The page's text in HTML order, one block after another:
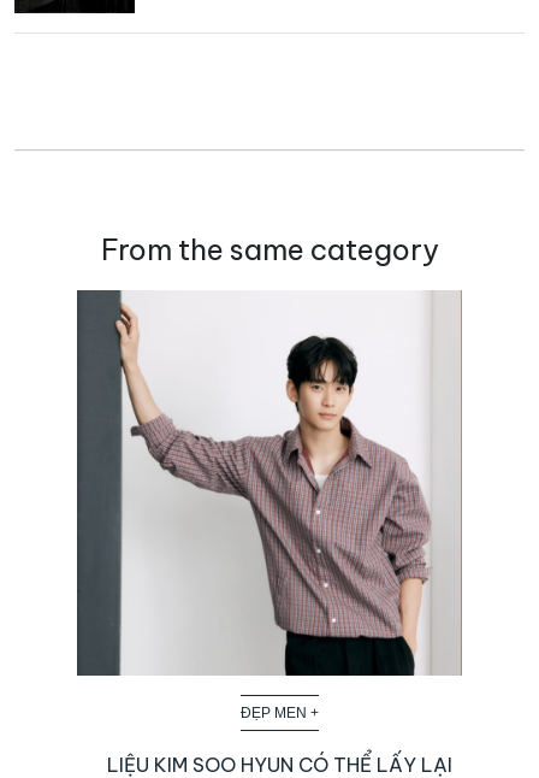
From the same category
ĐẸP MEN +
LIỆU KIM SOO HYUN CÓ THỂ LẤY LẠI